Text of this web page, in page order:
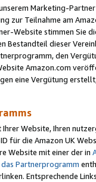
Marketing-
zur Teilnahme am
Website stimmen Sie
Bestandteil dieser
den
Amazon.com
eine Vergütung
Website, Ihren
für die Amazon UK
Website mit einer der in
Partnerprogramm
Entsprechende